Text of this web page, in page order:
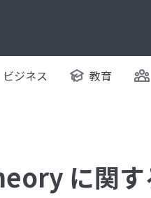
ビジネス 教育
に関す